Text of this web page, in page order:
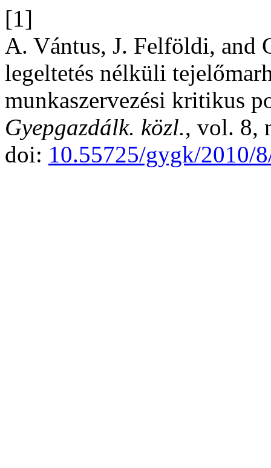
[1]
A. Vántus, J. Felföldi, and
legeltetés nélküli
munkaszervezési kritikus
Gyepgazdálk. közl., vol. 8,
doi: 10.55725/gygk/2010/